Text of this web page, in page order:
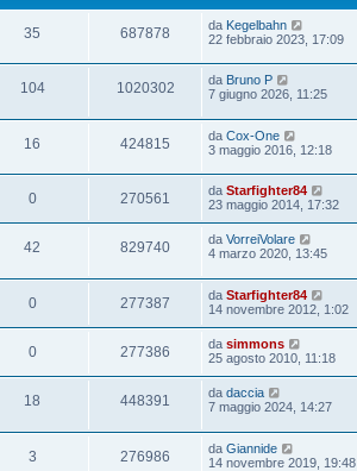
35 687878 da Kegelbahn
22 febbraio 2023, 17:09
104 1020302 da Bruno P
7 giugno 2026, 11:25
16 424815 da Cox-One
3 maggio 2016, 12:18
0 270561 da Starfighter84
23 maggio 2014, 17:32
42 829740 da VorreiVolare
4 marzo 2020, 13:45
0 277387 da Starfighter84
14 novembre 2012, 1:02
0 277386 da simmons
25 agosto 2010, 11:18
18 448391 da daccia
7 maggio 2024, 14:27
3 276986 da Giannide
14 novembre 2019, 19:48